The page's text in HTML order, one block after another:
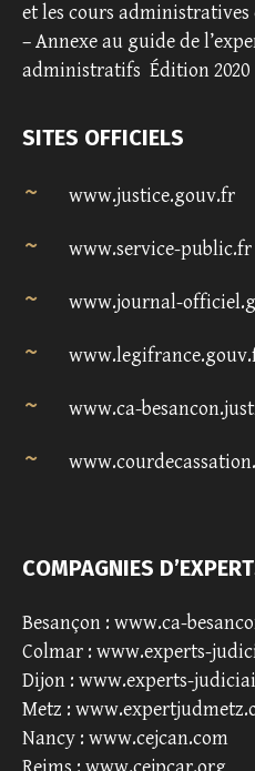
et les cours administratives
–Annexe au guide de
administratifs Édition 2020
SITES OFFICIELS
www.justice.gouv.fr
www.service-public.fr
www.journal-
www.ca-
COMPAGNIES
Besançon : www.ca-
Colmar : www.experts-
Dijon : www.experts-
Metz :
Nancy : www.cejcan.com